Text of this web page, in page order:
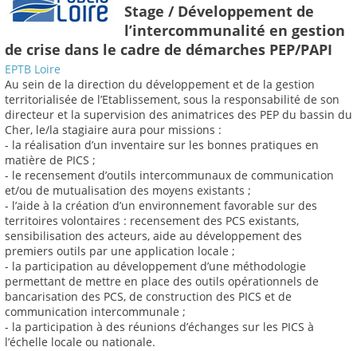
Stage / Développement de
l’intercommunalité en gestion
de crise dans le cadre de démarches PEP/PAPI
EPTB Loire
Au sein de la direction du développement et de la gestion
territorialisée de l’Etablissement, sous la responsabilité de son
directeur et la supervision des animatrices des PEP du bassin du
Cher, le/la stagiaire aura pour missions :
- la réalisation d’un inventaire sur les bonnes pratiques en
matière de PICS ;
- le recensement d’outils intercommunaux de communication
et/ou de mutualisation des moyens existants ;
- l’aide à la création d’un environnement favorable sur des
territoires volontaires : recensement des PCS existants,
sensibilisation des acteurs, aide au développement des
premiers outils par une application locale ;
- la participation au développement d’une méthodologie
permettant de mettre en place des outils opérationnels de
bancarisation des PCS, de construction des PICS et de
communication intercommunale ;
- la participation à des réunions d’échanges sur les PICS à
l’échelle locale ou nationale.